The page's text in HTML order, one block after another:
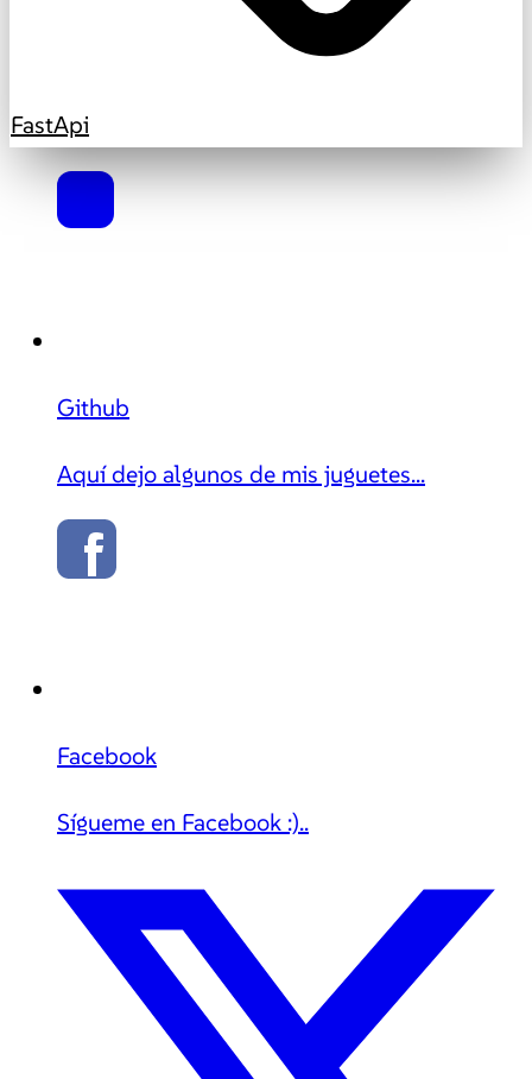
FastApi
Github
Aquí dejo algunos de mis juguetes...
Facebook
Sígueme en Facebook :)..